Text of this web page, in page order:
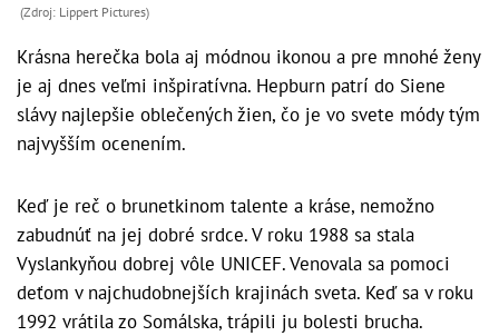
(Zdroj: Lippert Pictures)
Krásna herečka bola aj módnou ikonou a pre mnohé ženy
je aj dnes veľmi inšpiratívna. Hepburn patrí do Siene
slávy najlepšie oblečených žien, čo je vo svete módy tým
najvyšším ocenením.
Keď je reč o brunetkinom talente a kráse, nemožno
zabudnúť na jej dobré srdce. V roku 1988 sa stala
Vyslankyňou dobrej vôle UNICEF. Venovala sa pomoci
deťom v najchudobnejších krajinách sveta. Keď sa v roku
1992 vrátila zo Somálska, trápili ju bolesti brucha.